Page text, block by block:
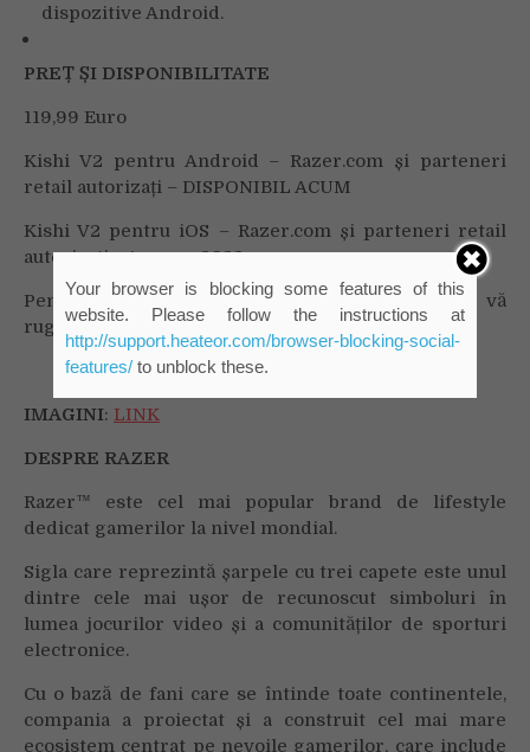
dispozitive Android.
PREȚ ȘI DISPONIBILITATE
119,99 Euro
Kishi V2 pentru Android – Razer.com și parteneri
retail autorizați – DISPONIBIL ACUM
Kishi V2 pentru iOS – Razer.com și parteneri retail
autorizați – toamna 2022
Pentru mai multe informații despre Kishi V2, vă
rugăm să vizitațihttps://rzr.to/kishi
IMAGINI: LINK
DESPRE RAZER
Razer™ este cel mai popular brand de lifestyle
dedicat gamerilor la nivel mondial.
Sigla care reprezintă șarpele cu trei capete este unul
dintre cele mai ușor de recunoscut simboluri în
lumea jocurilor video și a comunităților de sporturi
electronice.
Cu o bază de fani care se întinde toate continentele,
compania a proiectat și a construit cel mai mare
ecosistem centrat pe nevoile gamerilor, care include
Your browser is blocking some features of this
website. Please follow the instructions at
http://support.heateor.com/browser-blocking-social-
features/to unblock these.